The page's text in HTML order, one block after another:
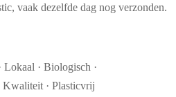
vaak dezelfde dag nog verzonden.
Lokaal · Biologisch ·
Kwaliteit · Plasticvrij